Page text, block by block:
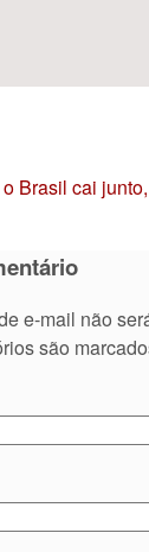
Brasil cai
e-mail não
são